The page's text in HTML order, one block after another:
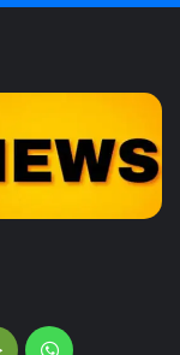
GoogleWhatsApp